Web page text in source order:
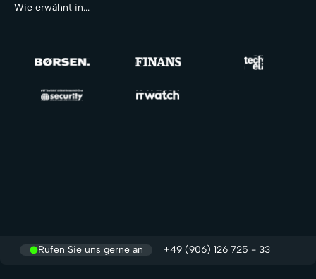
Wie erwähnt in...
Rufen Sie uns gerne an +49 (906) 126 725 - 33